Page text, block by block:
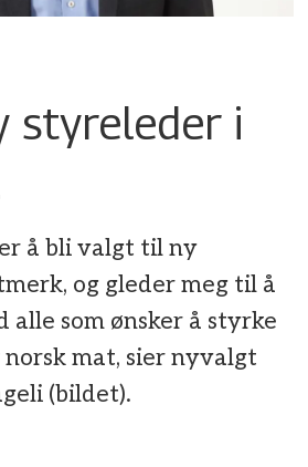
styreleder i
å bli valgt til ny
og gleder meg til å
alle som ønsker å styrke
mat, sier nyvalgt
(bildet).